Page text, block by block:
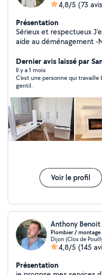
4,8/5 (73
Présentation
Sérieux et respectueux J'effectue des travaux comme: -
aide au déménagement -Montage des meubles -
bain -Divers bricolage
Dernier avis laissé par
Il y a 1 mois
C'est une personne qui travaille bien , sérieux ,
gentil.
Voir le profil
Anthony Benoit
Plombier /
Dijon (Clos de
4,8/5 (145
Présentation